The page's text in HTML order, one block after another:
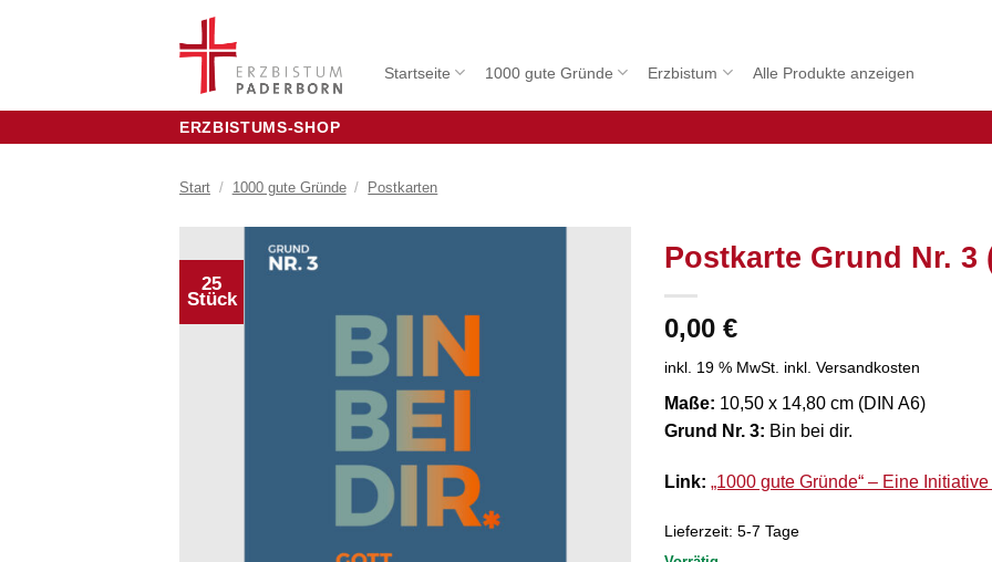
Startseite 1000 gute Gründe Erzbistum Alle Produkte anzeigen
ERZBISTUMS-SHOP
Start / 1000 gute Gründe / Postkarten
25
Stück
Postkarte Grund Nr. 3
0,00 €
inkl. 19 % MwSt. inkl. Versandkosten
Maße: 10,50 x 14,80 cm (DIN A6)
Grund Nr. 3: Bin bei dir.
Link: „1000 gute Gründe“ – Eine
Lieferzeit: 5-7 Tage